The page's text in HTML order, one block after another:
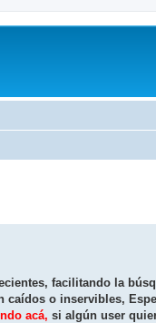
facilitando la
caídos o inservibles,
acá, si algún user